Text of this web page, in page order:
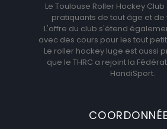
Le Toulouse Roller Hockey
pratiquants de tout âge et de
L'offre du club s'étend
avec des cours pour les tout
Le roller hockey luge est aussi
que le THRC a rejoint la
HandiSport.